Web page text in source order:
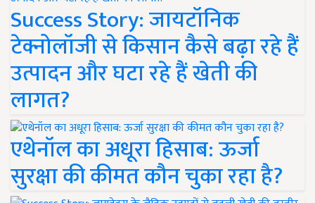
Success Story: जायटॉनिक
टेक्नोलॉजी से किसान कैसे बढ़ा रहे हैं
उत्पादन और घटा रहे हैं खेती की
लागत?
एथेनॉल का अधूरा हिसाब: ऊर्जा
सुरक्षा की कीमत कौन चुका रहा है?